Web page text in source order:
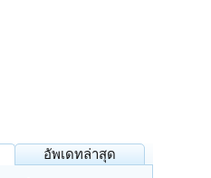
อัพเดทล่าสุด